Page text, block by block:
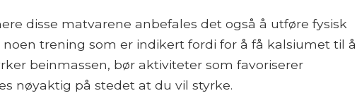
disse matvarene anbefales det også å utføre fysisk
trening som er indikert fordi for å få kalsiumet til å
beinmassen, bør aktiviteter som favoriserer
nøyaktig på stedet at du vil styrke.